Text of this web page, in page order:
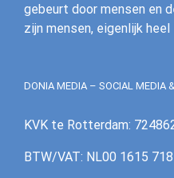
gebeurt door mensen en
zijn mensen, eigenlijk heel
DONIA MEDIA – SOCIAL MEDIA
KVK te Rotterdam:
BTW/VAT: NL00 1615